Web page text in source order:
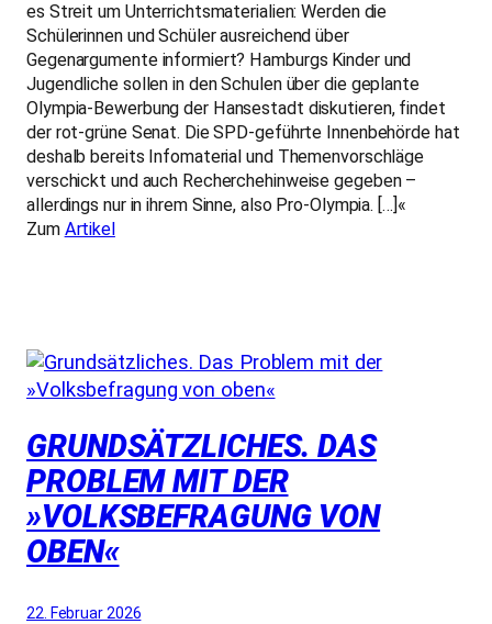
es Streit um Unterrichtsmaterialien: Werden die
Schülerinnen und Schüler ausreichend über
Gegenargumente informiert? Hamburgs Kinder und
Jugendliche sollen in den Schulen über die geplante
Olympia-Bewerbung der Hansestadt diskutieren, findet
der rot-grüne Senat. Die SPD-geführte Innenbehörde hat
deshalb bereits Infomaterial und Themenvorschläge
verschickt und auch Recherchehinweise gegeben –
allerdings nur in ihrem Sinne, also Pro-Olympia. […]«
Zum Artikel
GRUNDSÄTZLICHES. DAS
PROBLEM MIT DER
»VOLKSBEFRAGUNG VON
OBEN«
22. Februar 2026